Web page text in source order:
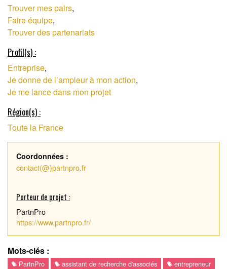
Trouver mes pairs,
Faire équipe,
Trouver des partenariats
Profil(s) :
Entreprise,
Je donne de l’ampleur à mon action,
Je me lance dans mon projet
Région(s) :
Toute la France
Coordonnées :
contact(@)partnpro.fr
Porteur de projet :
PartnPro
https://www.partnpro.fr/
Mots-clés :
PartnPro assistant de recherche d'associés
entrepreneur